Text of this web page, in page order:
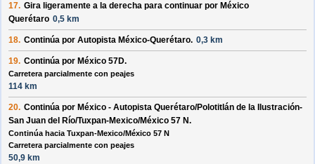
17. Gira ligeramente a la derecha para continuar por México
Querétaro 0,5 km
18. Continúa por Autopista México-Querétaro. 0,3 km
19. Continúa por México 57D.
Carretera parcialmente con peajes
114 km
20. Continúa por México - Autopista Querétaro/Polotitlán de la Ilustración-
San Juan del Río/Tuxpan-Mexico/México 57 N.
Continúa hacia Tuxpan-Mexico/México 57 N
Carretera parcialmente con peajes
50,9 km